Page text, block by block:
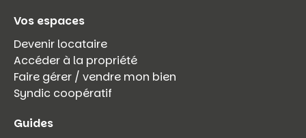
Vos espaces
Devenir locataire
Accéder à la propriété
Faire gérer / vendre mon bien
Syndic coopératif
Guides